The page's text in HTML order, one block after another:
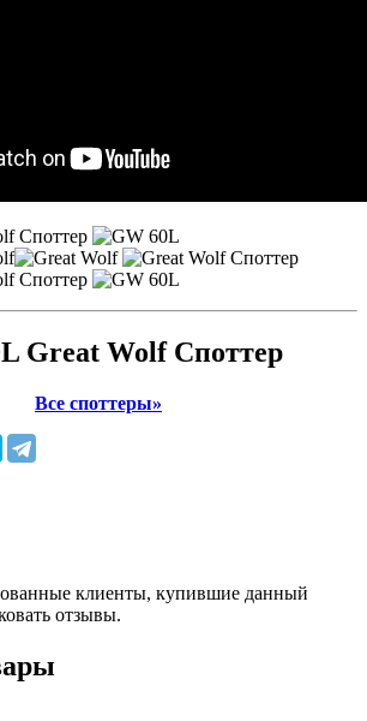
Great Wolf Споттер
Все споттеры»
клиенты, купившие данный
отзывы.